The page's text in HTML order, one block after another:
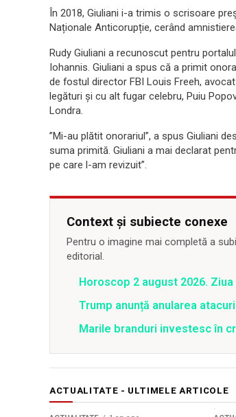
În 2018, Giuliani i-a trimis o scrisoare
Naționale Anticorupție, cerând
Rudy Giuliani a recunoscut pentru
Iohannis. Giuliani a spus că a primit
de fostul director FBI Louis Freeh,
legături și cu alt fugar celebru, Puiu
Londra.
”Mi-au plătit onorariul”, a spus Giuliani
suma primită. Giuliani a mai declarat
pe care l-am revizuit”.
Context și subiecte conexe
Pentru o imagine mai completă a
editorial.
Horoscop 2 august 2026.
Trump anunță anularea
Marile branduri investesc în
ACTUALITATE - ULTIMELE ARTICOLE